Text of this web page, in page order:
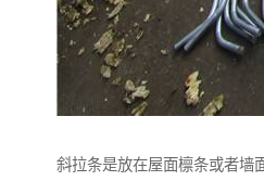
斜拉条是放在屋面檩条或者墙